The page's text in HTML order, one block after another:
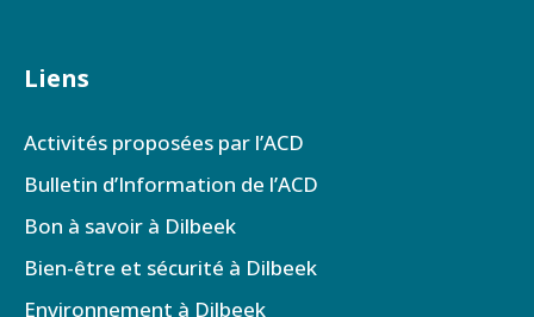
Liens
Activités proposées par l’ACD
Bulletin d’Information de l’ACD
Bon à savoir à Dilbeek
Bien-être et sécurité à Dilbeek
Environnement à Dilbeek